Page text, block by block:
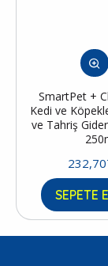
SmartPet +
Kedi ve
ve Tahriş
SEPETE